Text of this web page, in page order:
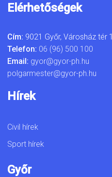
Elérhetőségek
Cím: 9021 Győr, Városház tér 1.
Telefon: 06 (96) 500 100
Email: gyor@gyor-ph.hu
polgarmester@gyor-ph.hu
Hírek
Civil hírek
Sport hírek
Győr